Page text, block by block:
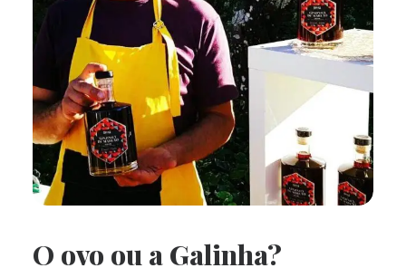
O ovo ou a Galinha?